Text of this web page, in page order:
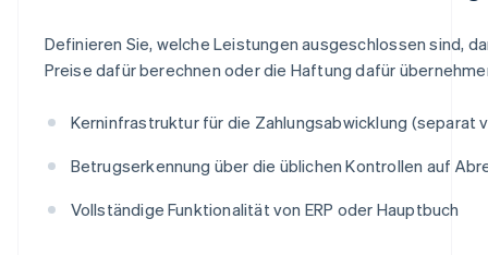
Definieren Sie, welche Leistungen ausgeschlossen sind,
Preise dafür berechnen oder die Haftung dafür
Kerninfrastruktur für die Zahlungsabwicklung (separat
Betrugserkennung über die üblichen Kontrollen auf
Vollständige Funktionalität von ERP oder Hauptbuch